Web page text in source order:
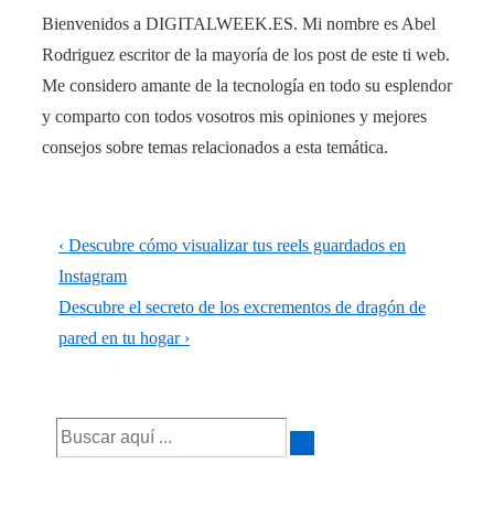
Bienvenidos a DIGITALWEEK.ES. Mi nombre es Abel
Rodriguez escritor de la mayoría de los post de este ti web.
Me considero amante de la tecnología en todo su esplendor
y comparto con todos vosotros mis opiniones y mejores
consejos sobre temas relacionados a esta temática.
Navegación
de
entradas
La
entrada
anterior
es
‹ Descubre cómo visualizar tus reels guardados en
Instagram
La
entrada
Descubre el secreto de los excrementos de dragón de
pared en tu hogar ›
Buscar